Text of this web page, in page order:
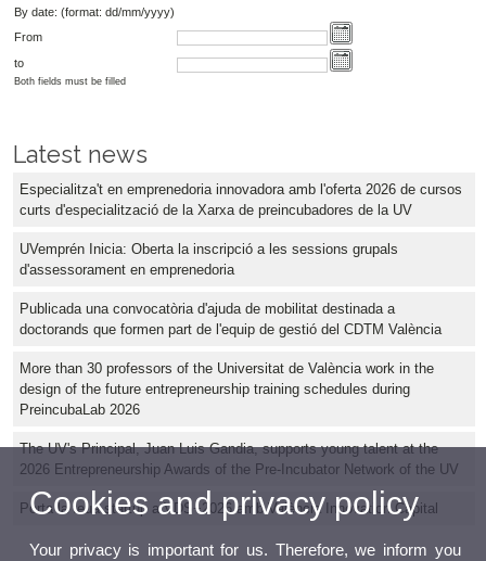
By date: (format: dd/mm/yyyy)
From
to
Both fields must be filled
Latest news
Especialitza't en emprenedoria innovadora amb l'oferta 2026 de cursos
curts d'especialització de la Xarxa de preincubadores de la UV
UVemprén Inicia: Oberta la inscripció a les sessions grupals
d'assessorament en emprenedoria
Publicada una convocatòria d'ajuda de mobilitat destinada a
doctorands que formen part de l'equip de gestió del CDTM València
More than 30 professors of the Universitat de València work in the
design of the future entrepreneurship training schedules during
PreincubaLab 2026
The UV's Principal, Juan Luis Gandia, supports young talent at the
2026 Entrepreneurship Awards of the Pre-Incubator Network of the UV
Porta la teua startup a VDS+2026 amb València Innovation Capital
Cookies and privacy policy
Your privacy is important for us. Therefore, we inform you